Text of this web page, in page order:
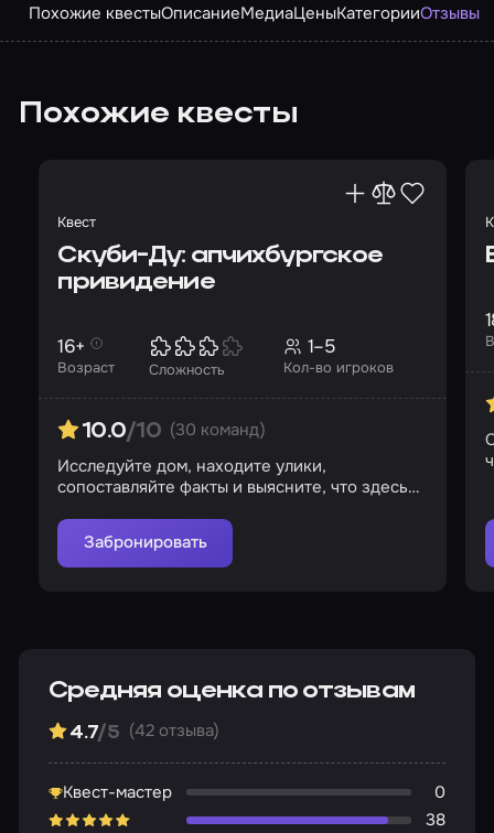
Похожие квестыОписаниеМедиаЦеныКатегорииОтзывы
Похожие квесты
Квест
Скуби-Ду: апчихбургское
привидение
Возраст
16+
Сложность Кол-во игроков
1–5
10.0/10 (30 команд)
Исследуйте дом, находите улики,
сопоставляйте факты и выясните, что здесь
Забронировать
Средняя оценка по отзывам
4.7/5 (42 отзыва)
Квест-мастер
0
38